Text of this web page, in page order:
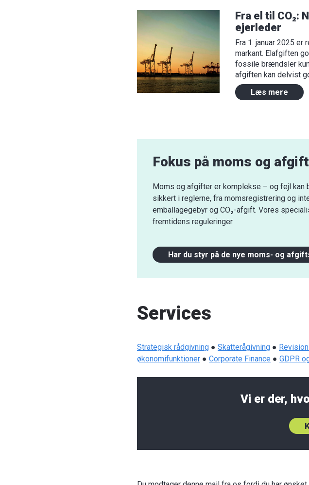
Fra el til CO₂:
ejerleder
Fra 1. januar 2025
markant. Elafgiften
fossile brændsler
afgiften kan delvist
Læs mere
Fokus på moms og
Moms og afgifter er komplekse – og fejl kan
sikkert i reglerne, fra momsregistrering og
emballagegebyr og CO₂-afgift. Vores
fremtidens reguleringer.
Har du styr på de nye moms- og
Services
Strategisk rådgivning ● Skatterågivning ●
økonomifunktioner ● Corporate Finance ● GDPR
Vi er der,